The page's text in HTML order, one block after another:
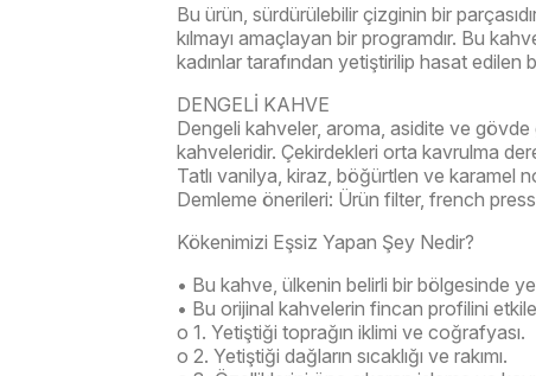
Bu ürün, sürdürülebilir çizginin bir
kılmayı amaçlayan bir programdır. Bu
kadınlar tarafından yetiştirilip hasat edilen
DENGELİ KAHVE
Dengeli kahveler, aroma, asidite ve
kahveleridir. Çekirdekleri orta kavrulma
Tatlı vanilya, kiraz, böğürtlen ve karamel
Demleme önerileri: Ürün filter, french
Kökenimizi Eşsiz Yapan Şey Nedir?
• Bu kahve, ülkenin belirli bir bölgesinde
• Bu orijinal kahvelerin fincan profilini
o 1. Yetiştiği toprağın iklimi ve coğrafyası.
o 2. Yetiştiği dağların sıcaklığı ve rakımı.